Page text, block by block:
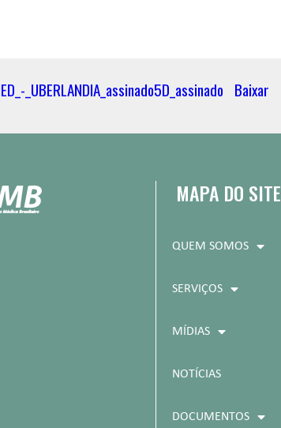
_UBERLANDIA_assinado5D_assinado Baixar
MAPA DO SITE
QUEM SOMOS
SERVIÇOS
MÍDIAS
NOTÍCIAS
DOCUMENTOS